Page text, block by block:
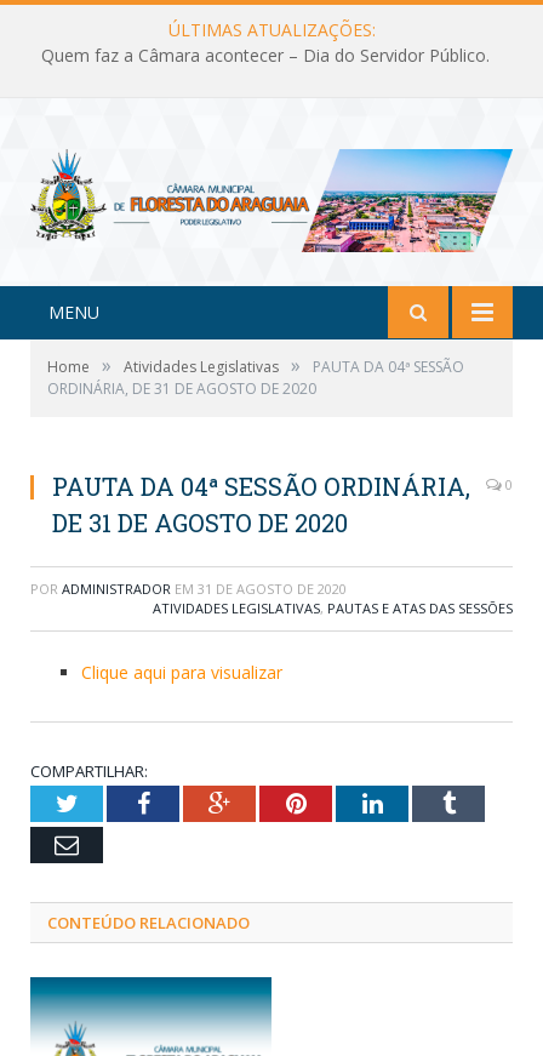
ÚLTIMAS ATUALIZAÇÕES:
Quem faz a Câmara acontecer – Dia do Servidor Público.
MENU
Home » Atividades Legislativas »
PAUTA DA 04ª SESSÃO
ORDINÁRIA, DE 31 DE AGOSTO DE 2020
PAUTA DA 04ª SESSÃO ORDINÁRIA,
DE 31 DE AGOSTO DE 2020
0
POR ADMINISTRADOR EM 31 DE AGOSTO DE 2020
ATIVIDADES LEGISLATIVAS, PAUTAS E ATAS DAS SESSÕES
Clique aqui para visualizar
COMPARTILHAR:
TwitterFacebookGoogle+PinterestLinkedInTumblr
Email
CONTEÚDO RELACIONADO